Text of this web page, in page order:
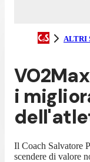
ALTRI
i
Il Coach Salvatore
scendere di valore